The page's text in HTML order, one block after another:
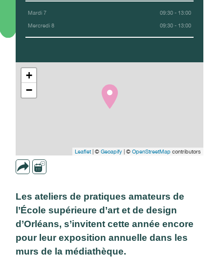
Mardi 7 09:30 - 13:00
Mercredi 8 09:30 - 13:00
+
−
Leaflet| © Geoapify | © OpenStreetMap contributors
Les ateliers de pratiques amateurs de
l’École supérieure d’art et de design
d’Orléans, s’invitent cette année encore
pour leur exposition annuelle dans les
murs de la médiathèque.